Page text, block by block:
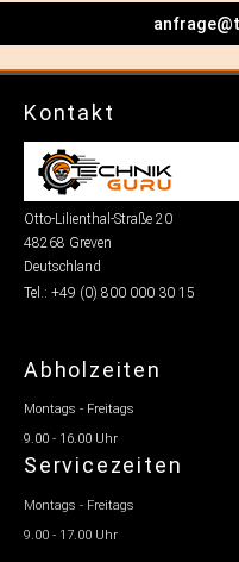
Kontakt
Otto-Lilienthal-Straße 20
48268 Greven
Deutschland
Tel.: +49 (0) 800 000 30 15
Abholzeiten
Montags - Freitags
9.00 - 16.00 Uhr
Servicezeiten
Montags - Freitags
9.00 - 17.00 Uhr